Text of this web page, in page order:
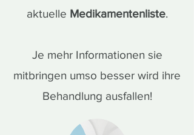
aktuelle Medikamentenliste.
Je mehr Informationen sie
mitbringen umso besser wird ihre
Behandlung ausfallen!